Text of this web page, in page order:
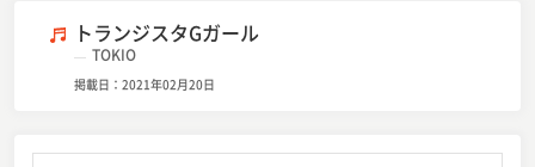
トランジスタGガール
TOKIO
掲載日：2021年02月20日